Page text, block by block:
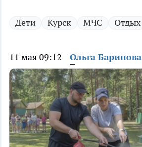
Дети Курск МЧС Отдых
11 мая 09:12 Ольга Баринова